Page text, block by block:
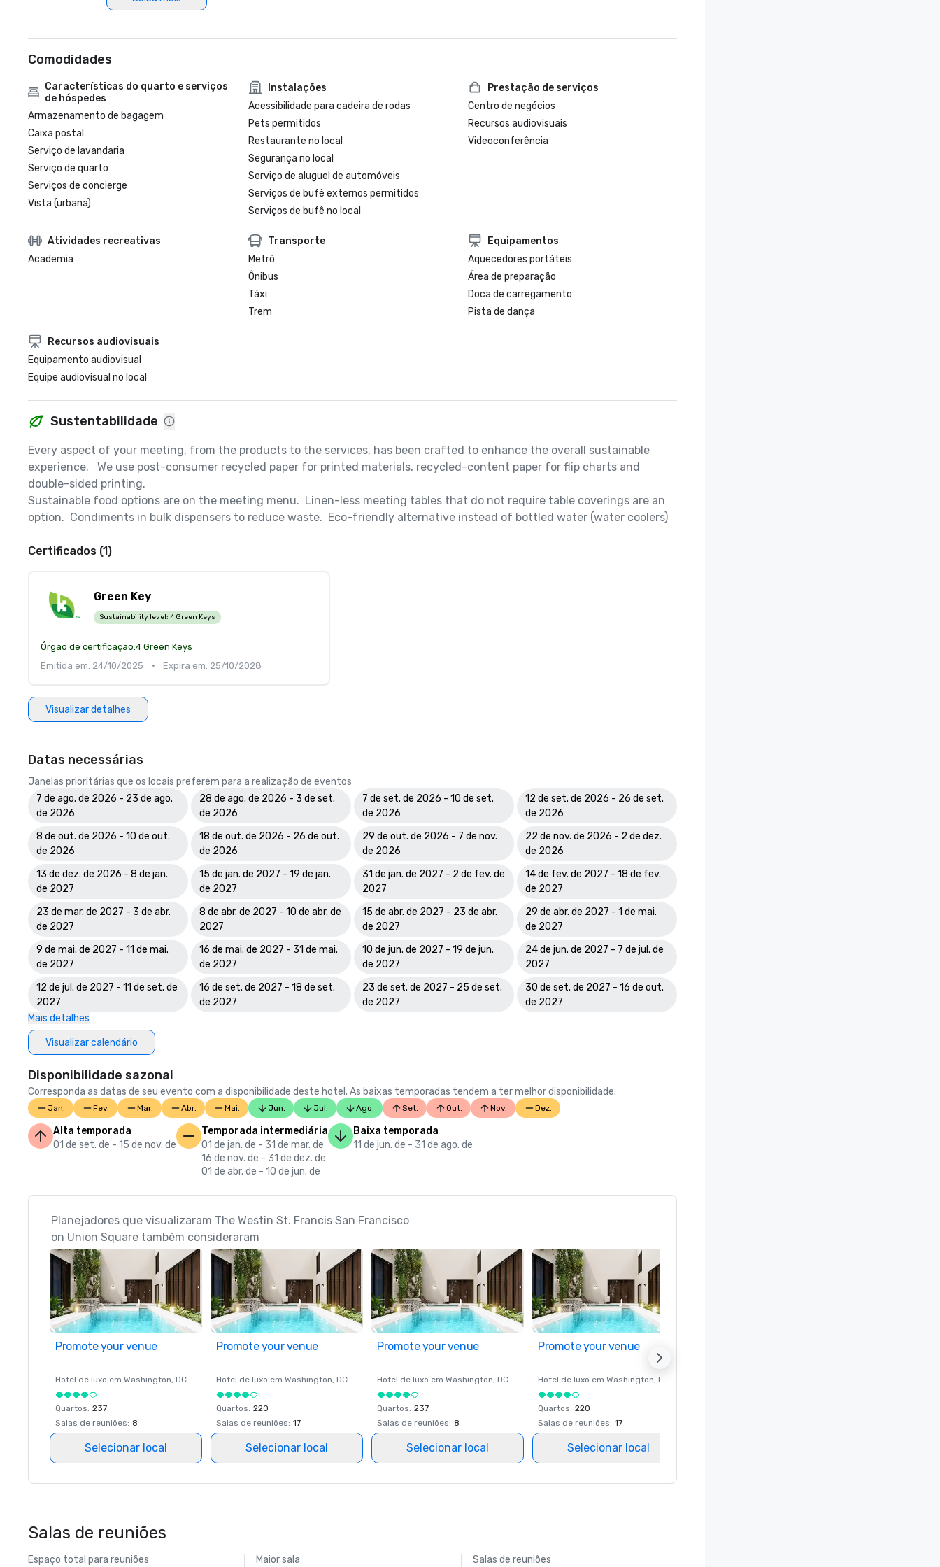
Comodidades
Características do quarto e serviços
de hóspedes
Armazenamento de bagagem
Caixa postal
Serviço de lavandaria
Serviço de quarto
Serviços de concierge
Vista (urbana)
Instalações
Acessibilidade para cadeira de rodas
Pets permitidos
Restaurante no local
Segurança no local
Serviço de aluguel de automóveis
Serviços de bufê externos permitidos
Serviços de bufê no local
Prestação de serviços
Centro de negócios
Recursos audiovisuais
Videoconferência
Atividades recreativas
Academia
Transporte
Metrô
Ônibus
Táxi
Trem
Equipamentos
Aquecedores portáteis
Área de preparação
Doca de carregamento
Pista de dança
Recursos audiovisuais
Equipamento audiovisual
Equipe audiovisual no local
Sustentabilidade
Every aspect of your meeting, from the products to the services, has been crafted to enhance the overall sustainable
experience.   We use post-consumer recycled paper for printed materials, recycled-content paper for flip charts and
double-sided printing.
Sustainable food options are on the meeting menu.  Linen-less meeting tables that do not require table coverings are an
option.  Condiments in bulk dispensers to reduce waste.  Eco-friendly alternative instead of bottled water (water coolers)
Certificados (1)
Green Key
Sustainability level: 4 Green Keys
Órgão de certificação:4 Green Keys
Emitida em: 24/10/2025
• Expira em: 25/10/2028
Visualizar detalhes
Datas necessárias
Janelas prioritárias que os locais preferem para a realização de eventos
7 de ago. de 2026 - 23 de ago.
de 2026
28 de ago. de 2026 - 3 de set.
de 2026
7 de set. de 2026 - 10 de set.
de 2026
12 de set. de 2026 - 26 de set.
de 2026
8 de out. de 2026 - 10 de out.
de 2026
18 de out. de 2026 - 26 de out.
de 2026
29 de out. de 2026 - 7 de nov.
de 2026
22 de nov. de 2026 - 2 de dez.
de 2026
13 de dez. de 2026 - 8 de jan.
de 2027
15 de jan. de 2027 - 19 de jan.
de 2027
31 de jan. de 2027 - 2 de fev. de
2027
14 de fev. de 2027 - 18 de fev.
de 2027
23 de mar. de 2027 - 3 de abr.
de 2027
8 de abr. de 2027 - 10 de abr. de
2027
15 de abr. de 2027 - 23 de abr.
de 2027
29 de abr. de 2027 - 1 de mai.
de 2027
9 de mai. de 2027 - 11 de mai.
de 2027
16 de mai. de 2027 - 31 de mai.
de 2027
10 de jun. de 2027 - 19 de jun.
de 2027
24 de jun. de 2027 - 7 de jul. de
2027
12 de jul. de 2027 - 11 de set. de
2027
16 de set. de 2027 - 18 de set.
de 2027
23 de set. de 2027 - 25 de set.
de 2027
30 de set. de 2027 - 16 de out.
de 2027
Mais detalhes
Visualizar calendário
Disponibilidade sazonal
Corresponda as datas de seu evento com a disponibilidade deste hotel. As baixas temporadas tendem a ter melhor disponibilidade.
Jan. Fev. Mar. Abr. Mai. Jun. Jul. Ago. Set. Out. Nov. Dez.
Alta temporada
01 de set. de - 15 de nov. de
Temporada intermediária
01 de jan. de - 31 de mar. de
16 de nov. de - 31 de dez. de
01 de abr. de - 10 de jun. de
Baixa temporada
11 de jun. de - 31 de ago. de
Planejadores que visualizaram The Westin St. Francis San Francisco
on Union Square também consideraram
Promote your venue
Hotel de luxo em Washington, DC
Quartos: 237
Salas de reuniões: 8
Selecionar local
Promote your venue
Hotel de luxo em Washington, DC
Quartos: 220
Salas de reuniões: 17
Selecionar local
Promote your venue
Hotel de luxo em Washington, DC
Quartos: 237
Salas de reuniões: 8
Selecionar local
Promote your venue
Hotel de luxo em Washington, DC
Quartos: 220
Salas de reuniões: 17
Selecionar local
Salas de reuniões
Espaço total para reuniões
Maior sala
Salas de reuniões